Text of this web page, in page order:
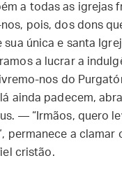
a todas as igrejas
pois, dos dons
sua única e santa
a lucrar a
nos do
ainda padecem,
— “Irmãos, quero
permanece a clamar
cristão.